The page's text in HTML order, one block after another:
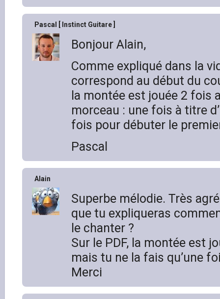
Pascal [ Instinct Guitare ]
Bonjour Alain,
Comme expliqué dans la
correspond au début du
la montée est jouée 2 fois
morceau : une fois à titre
fois pour débuter le
Pascal
Alain
Superbe mélodie. Très
que tu expliqueras
le chanter ?
Sur le PDF, la montée est
mais tu ne la fais qu’une
Merci